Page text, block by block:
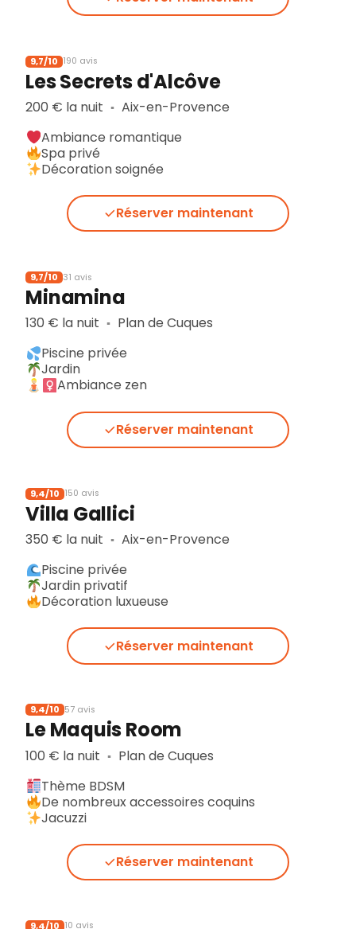
9,7/10 190 avis
Les Secrets d'Alcôve
200 € la nuit ▪︎ Aix-en-Provence
Ambiance romantique
Spa privé
Décoration soignée
Réserver maintenant
9,7/10 31 avis
Minamina
130 € la nuit ▪︎ Plan de Cuques
Piscine privée
Jardin
Ambiance zen
Réserver maintenant
9,4/10 150 avis
Villa Gallici
350 € la nuit ▪︎ Aix-en-Provence
Piscine privée
Jardin privatif
Décoration luxueuse
Réserver maintenant
9,4/10 57 avis
Le Maquis Room
100 € la nuit ▪︎ Plan de Cuques
Thème BDSM
De nombreux accessoires coquins
Jacuzzi
Réserver maintenant
9,4/10 10 avis